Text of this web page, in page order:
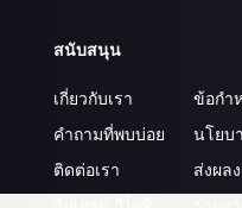
สนับสนุน
เกี่ยวกับเรา
คำถามที่พบบ่อย
ติดต่อเรา
ข้อกำ
นโยบ
ส่งผล